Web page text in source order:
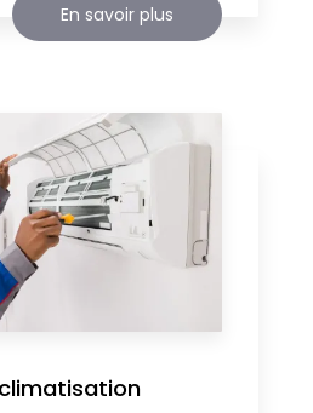
En savoir plus